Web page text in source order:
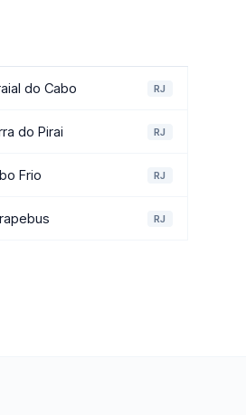
do Cabo RJ
do Pirai RJ
Frio RJ
RJ